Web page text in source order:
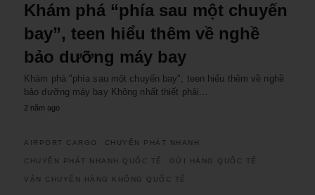
Khám phá “phía sau một chuyến
bay”, teen hiểu thêm về nghề
bảo dưỡng máy bay
Khám phá "phía sau một chuyến bay", teen hiểu thêm về nghề
bảo dưỡng máy bay Không nhất thiết phải…
2 năm ago
AIRPORT CARGO CHUYỂN PHÁT NHANH
CHUYỂN PHÁT NHANH QUỐC TẾ GỬI HÀNG QUỐC TẾ
VẬN CHUYỂN HÀNG KHÔNG QUỐC TẾ